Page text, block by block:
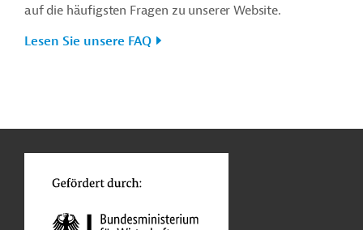
auf die häufigsten Fragen zu unserer Website.
Lesen Sie unsere FAQ